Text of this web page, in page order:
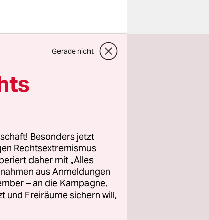
eine
Gerade nicht
Besonders jetzt
Rechtsextremismus
daher mit „Alles
aus Anmeldungen
– an die Kampagne,
und Freiräume sichern will,